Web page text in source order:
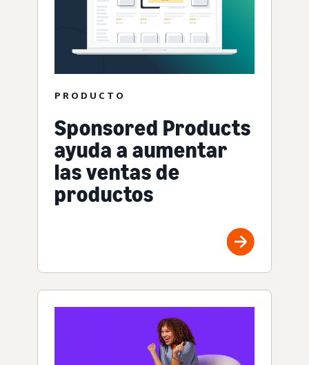
PRODUCTO
Sponsored Products
ayuda a aumentar
las ventas de
productos